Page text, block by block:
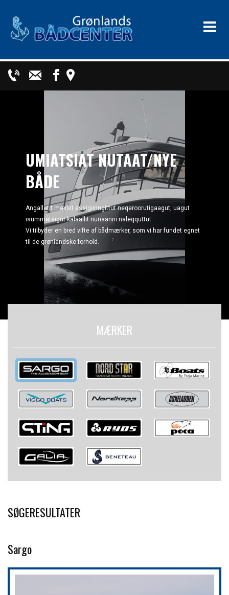
UMIATSIAT NUTAAT/NYE
BÅDE
Angallatit mærkit assigiinngittut neqeroorutigaagut, uagut
isummatsigut kalaallit nunaanni naleqquttut.
Vi tilbyder en bred vifte af bådmærker, som vi har fundet egnet
til de grønlandske forhold.
MÆRKER
SØGERESULTATER
Sargo